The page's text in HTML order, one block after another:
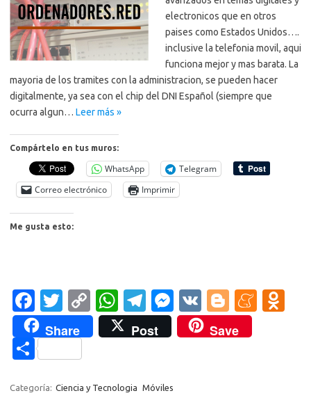
electronicos que en otros
paises como Estados Unidos….
inclusive la telefonia movil, aqui
funciona mejor y mas barata. La
mayoria de los tramites con la administracion, se pueden hacer
digitalmente, ya sea con el chip del DNI Español (siempre que
ocurra algun… Leer más »
Compártelo en tus muros:
WhatsApp
Telegram
Correo electrónico
Imprimir
Me gusta esto:
Fa
c
e
b
o
T
w
it
te
r
C
o
p
Li
W
h
at
A
T
el
e
a
M
es
se
V
K
Bl
o
g
M
Share Post Save
C
m
Categoría: Ciencia y Tecnologia Móviles